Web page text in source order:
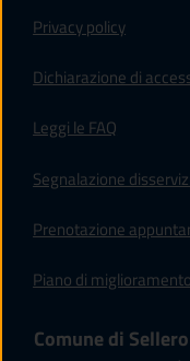
Privacy policy
Dichiarazione di
Leggi le FAQ
Segnalazione
Prenotazione
Piano di
Comune di Sellero